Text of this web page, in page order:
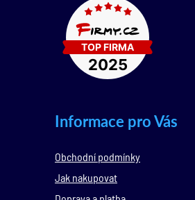
Informace pro Vás
Obchodní podmínky
Jak nakupovat